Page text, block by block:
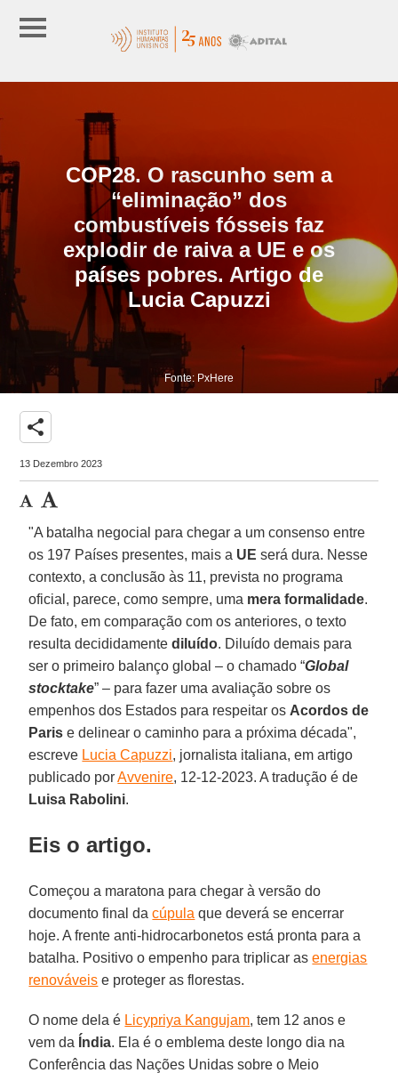
COP28. O rascunho sem a
“eliminação” dos
combustíveis fósseis faz
explodir de raiva a UE e os
países pobres. Artigo de
Lucia Capuzzi
Fonte: PxHere
share
13 Dezembro 2023
"A batalha negocial para chegar a um consenso entre
os 197 Países presentes, mais a UE será dura. Nesse
contexto, a conclusão às 11, prevista no programa
oficial, parece, como sempre, uma mera formalidade.
De fato, em comparação com os anteriores, o texto
resulta decididamentediluído. Diluído demais para
ser o primeiro balanço global – o chamado “Global
stocktake” – para fazer uma avaliação sobre os
empenhos dos Estados para respeitar os Acordos de
Paris e delinear o caminho para a próxima década",
escreve Lucia Capuzzi, jornalista italiana, em artigo
publicado porAvvenire, 12-12-2023. A tradução é de
Luisa Rabolini.
Eis o artigo.
Começou a maratona para chegar à versão do
documento final dacúpula que deverá se encerrar
hoje. A frente anti-hidrocarbonetos está pronta para a
batalha. Positivo o empenho para triplicar asenergias
renováveis e proteger as florestas.
O nome dela é Licypriya Kangujam, tem 12 anos e
vem da Índia. Ela é o emblema deste longo dia na
Conferência das Nações Unidas sobre o Meio